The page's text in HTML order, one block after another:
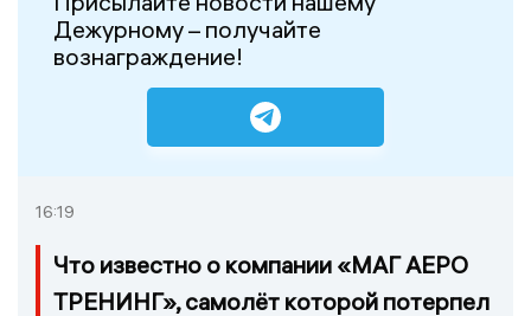
Дежурному – получайте
вознаграждение!
16:19
Что известно о компании «МАГ АЕРО
ТРЕНИНГ», самолёт которой потерпел